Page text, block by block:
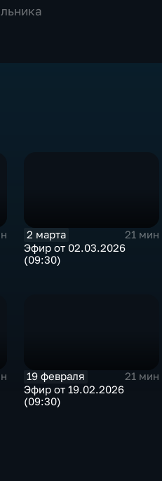
2 марта
21 мин
Эфир от 02.03.2026
(09:30)
19 февраля
21 мин
Эфир от 19.02.2026
(09:30)